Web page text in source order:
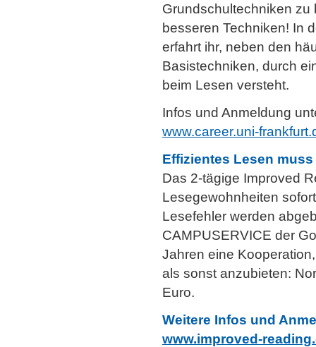
Grundschultechniken
besseren Techniken! In
erfahrt ihr, neben den
Basistechniken, durch
beim Lesen versteht.
Infos und Anmeldung
www.career.uni-
Effizientes Lesen
Das 2-tägige Improved
Lesegewohnheiten
Lesefehler werden
CAMPUSERVICE der
Jahren eine
als sonst anzubieten:
Euro.
Weitere Infos und
www.improved-